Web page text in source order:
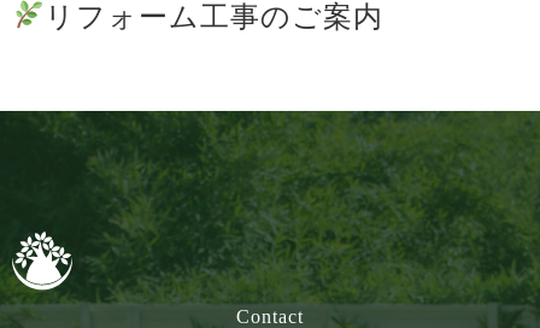
リフォーム工事のご案内
Contact